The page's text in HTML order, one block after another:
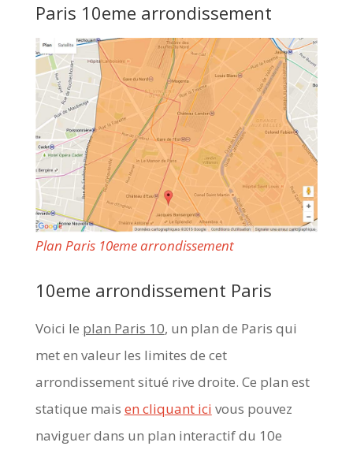
Paris 10eme arrondissement
Plan Paris 10eme arrondissement
10eme arrondissement Paris
Voici le plan Paris 10, un plan de Paris qui
met en valeur les limites de cet
arrondissement situé rive droite. Ce plan est
statique mais en cliquant ici vous pouvez
naviguer dans un plan interactif du 10e